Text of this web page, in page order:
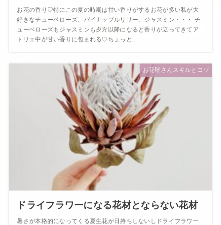
お花の香り♡特にこの夏の時期は甘い香りがするお花が多い私が大
好きなチューベローズ、パイナップルリリー、ジャスミン・・・ チ
ューベローズもジャスミンも夕方以降になると香りが立ってきてア
トリエ中が甘い香りに包まれる♡ちょっと...
お花屋さんスキルとコツ
ドライフラワーになる花材とならない花材
暑さが本格的になってくる夏生花が日持ちしないしドライフラワー